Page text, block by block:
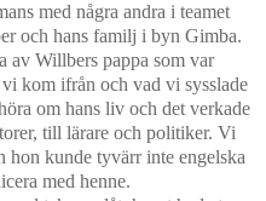
med några andra i teamet
och hans familj i byn Gimba.
Willbers pappa som var
kom ifrån och vad vi sysslade
om hans liv och det verkade
till lärare och politiker. Vi
hon kunde tyvärr inte engelska
med henne.